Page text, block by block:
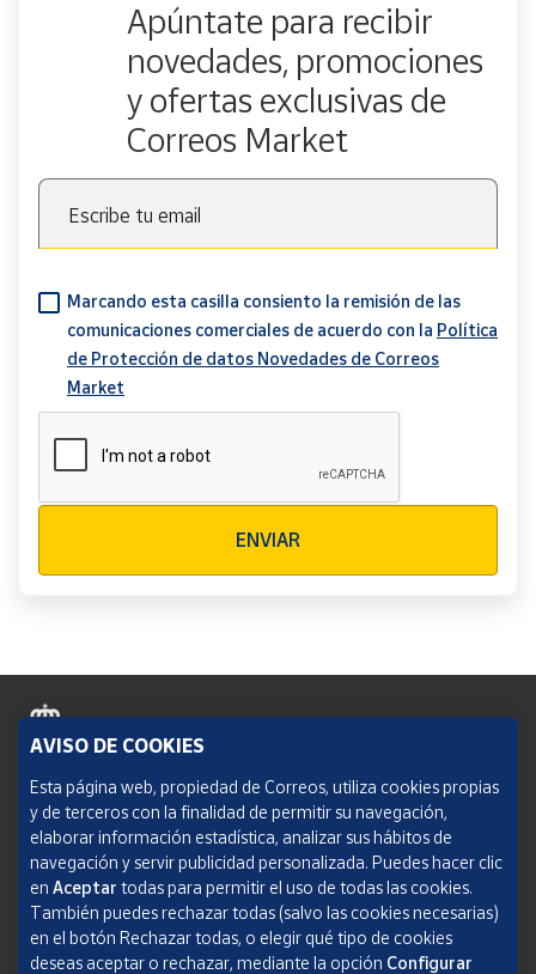
Apúntate para recibir
novedades, promociones
y ofertas exclusivas de
Correos Market
Escribe tu email
Marcando esta casilla consiento la remisión de las
comunicaciones comerciales de acuerdo con la Política
de Protección de datos Novedades de Correos
Market
ENVIAR
Política de cookies
Aviso legal
Condiciones del servicio
Política de Privacidad Web
AVISO DE COOKIES
Esta página web, propiedad de Correos, utiliza cookies propias
y de terceros con la finalidad de permitir su navegación,
elaborar información estadística, analizar sus hábitos de
navegación y servir publicidad personalizada. Puedes hacer clic
en Aceptar todas para permitir el uso de todas las cookies.
También puedes rechazar todas (salvo las cookies necesarias)
en el botón Rechazar todas, o elegir qué tipo de cookies
deseas aceptar o rechazar, mediante la opción Configurar